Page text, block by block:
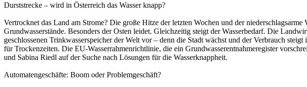
Durststrecke – wird in Österreich das Wasser knapp?
Vertrocknet das Land am Strome? Die große Hitze der letzten Wochen und der
Grundwasserstände. Besonders der Osten leidet. Gleichzeitig steigt der Wasserbedarf. Die
geschlossenen Trinkwasserspeicher der Welt vor – denn die Stadt wächst und der Verbrauch
für Trockenzeiten. Die EU-Wasserrahmenrichtlinie, die ein Grundwasserentnahmeregister
und Sabina Riedl auf der Suche nach Lösungen für die Wasserknappheit.
Automatengeschäfte: Boom oder Problemgeschäft?